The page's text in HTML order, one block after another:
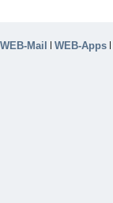
WEB-Mail | WEB-Apps |